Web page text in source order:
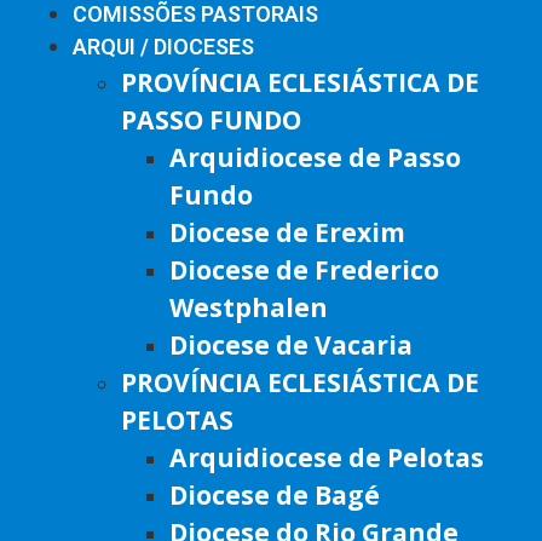
COMISSÕES PASTORAIS
ARQUI / DIOCESES
PROVÍNCIA ECLESIÁSTICA DE
PASSO FUNDO
Arquidiocese de Passo
Fundo
Diocese de Erexim
Diocese de Frederico
Westphalen
Diocese de Vacaria
PROVÍNCIA ECLESIÁSTICA DE
PELOTAS
Arquidiocese de Pelotas
Diocese de Bagé
Diocese do Rio Grande